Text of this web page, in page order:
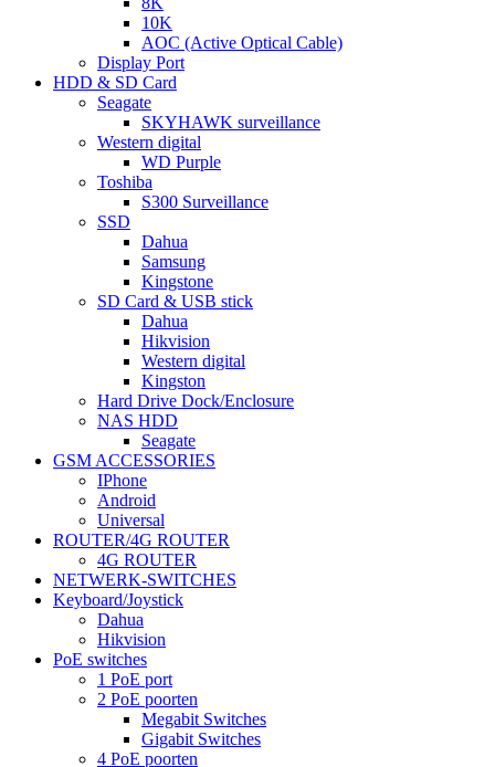
10K
AOC (Active Optical Cable)
Display Port
HDD & SD Card
Seagate
SKYHAWK surveillance
Western digital
WD Purple
Toshiba
S300 Surveillance
SSD
Dahua
Samsung
Kingstone
SD Card & USB stick
Dahua
Hikvision
Western digital
Kingston
Hard Drive Dock/Enclosure
NAS HDD
Seagate
GSM ACCESSORIES
IPhone
Android
Universal
ROUTER/4G ROUTER
4G ROUTER
NETWERK-SWITCHES
Keyboard/Joystick
Dahua
Hikvision
PoE switches
1 PoE port
2 PoE poorten
Megabit Switches
Gigabit Switches
4 PoE poorten